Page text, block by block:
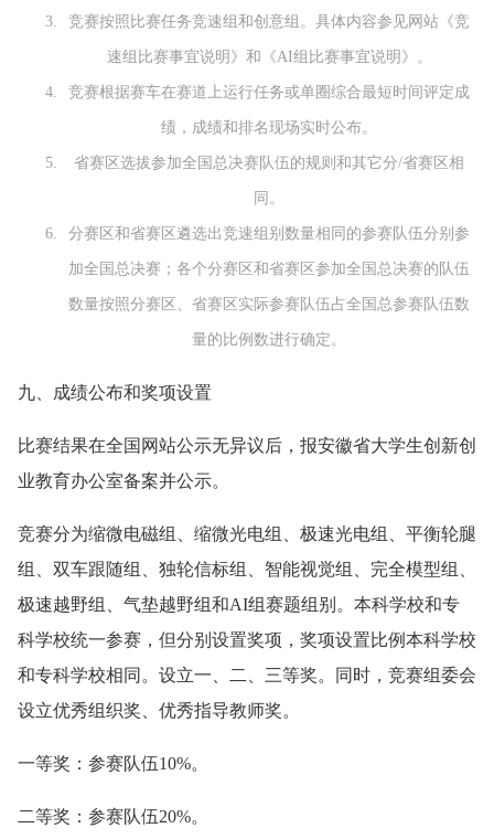
竞赛按照比赛任务竞速组和创意组。具体内容参见网站《竞
速组比赛事宜说明》和《AI组比赛事宜说明》。
竞赛根据赛车在赛道上运行任务或单圈综合最短时间评定成
绩，成绩和排名现场实时公布。
省赛区选拔参加全国总决赛队伍的规则和其它分/省赛区相
同。
分赛区和省赛区遴选出竞速组别数量相同的参赛队伍分别参
加全国总决赛；各个分赛区和省赛区参加全国总决赛的队伍
数量按照分赛区、省赛区实际参赛队伍占全国总参赛队伍数
量的比例数进行确定。
九、成绩公布和奖项设置
比赛结果在全国网站公示无异议后，报安徽省大学生创新创
业教育办公室备案并公示。
竞赛分为缩微电磁组、缩微光电组、极速光电组、平衡轮腿
组、双车跟随组、独轮信标组、智能视觉组、完全模型组、
极速越野组、气垫越野组和AI组赛题组别。本科学校和专
科学校统一参赛，但分别设置奖项，奖项设置比例本科学校
和专科学校相同。设立一、二、三等奖。同时，竞赛组委会
设立优秀组织奖、优秀指导教师奖。
一等奖：参赛队伍10%。
二等奖：参赛队伍20%。